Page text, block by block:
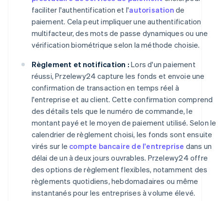
faciliter l'authentification et l'autorisation de
paiement. Cela peut impliquer une authentification
multifacteur, des mots de passe dynamiques ou une
vérification biométrique selon la méthode choisie.
Règlement et notification : Lors d'un paiement
réussi, Przelewy24 capture les fonds et envoie une
confirmation de transaction en temps réel à
l'entreprise et au client. Cette confirmation comprend
des détails tels que le numéro de commande, le
montant payé et le moyen de paiement utilisé. Selon le
calendrier de règlement choisi, les fonds sont ensuite
virés sur le compte bancaire de l'entreprise dans un
délai de un à deux jours ouvrables. Przelewy24 offre
des options de règlement flexibles, notamment des
règlements quotidiens, hebdomadaires ou même
instantanés pour les entreprises à volume élevé.